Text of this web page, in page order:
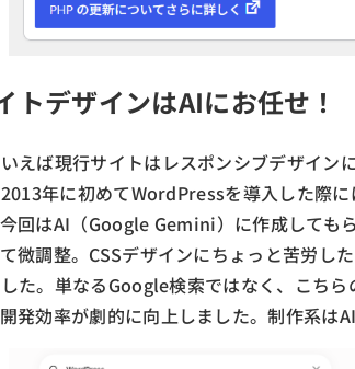
トデザインはAIにお任せ！
えば現行サイトはレスポンシブデザイン
年に初めてWordPressを導入した際
回はAI（Google Gemini）に作成しても
微調整。CSSデザインにちょっと苦労し
た。単なるGoogle検索ではなく、こち
発効率が劇的に向上しました。制作系は